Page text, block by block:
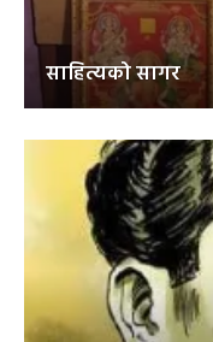
साहित्यको सागर